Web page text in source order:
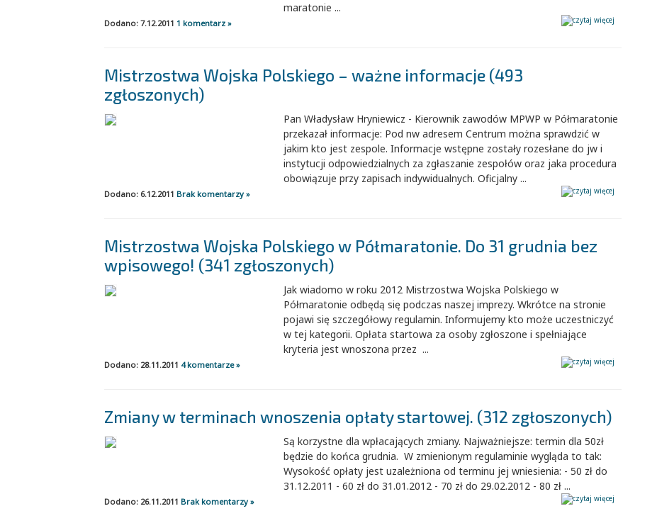
maratonie ...
Dodano: 7.12.2011 1 komentarz »
Mistrzostwa Wojska Polskiego – ważne informacje (493
zgłoszonych)
Pan Władysław Hryniewicz - Kierownik zawodów MPWP w Półmaratonie
przekazał informacje: Pod nw adresem Centrum można sprawdzić w
jakim kto jest zespole. Informacje wstępne zostały rozesłane do jw i
instytucji odpowiedzialnych za zgłaszanie zespołów oraz jaka procedura
obowiązuje przy zapisach indywidualnych. Oficjalny ...
Dodano: 6.12.2011 Brak komentarzy »
Mistrzostwa Wojska Polskiego w Półmaratonie. Do 31 grudnia bez
wpisowego! (341 zgłoszonych)
Jak wiadomo w roku 2012 Mistrzostwa Wojska Polskiego w
Półmaratonie odbędą się podczas naszej imprezy. Wkrótce na stronie
pojawi się szczegółowy regulamin. Informujemy kto może uczestniczyć
w tej kategorii. Opłata startowa za osoby zgłoszone i spełniające
kryteria jest wnoszona przez ...
Dodano: 28.11.2011 4 komentarze »
Zmiany w terminach wnoszenia opłaty startowej. (312 zgłoszonych)
Są korzystne dla wpłacających zmiany. Najważniejsze: termin dla 50zł
będzie do końca grudnia. W zmienionym regulaminie wygląda to tak:
Wysokość opłaty jest uzależniona od terminu jej wniesienia: - 50 zł do
31.12.2011 - 60 zł do 31.01.2012 - 70 zł do 29.02.2012 - 80 zł ...
Dodano: 26.11.2011 Brak komentarzy »